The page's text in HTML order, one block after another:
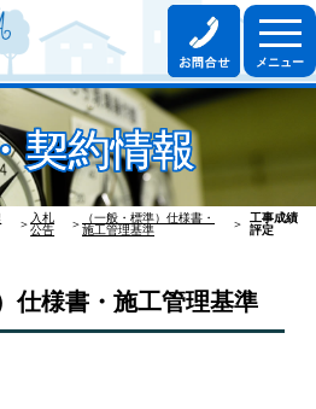
契約情報
＞入札
公告
＞ （一般・標準）仕様書・
施工管理基準
＞
工事成績
評定
仕様書・施工管理基準